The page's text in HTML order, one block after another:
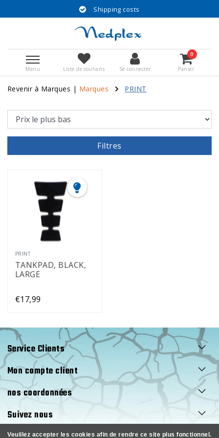
Shipping costs
Menu Liste de souhaits Se connecter
0
Panier
Revenir à Marques | Marques PRINT
Filtres
PRINT
TANKPAD, BLACK,
LARGE
€17,99
Service Clients
Mon compte client
nos coordonnées
Suivez nous
Veuillez accepter les cookies afin de rendre ce site plus fonctionnel.